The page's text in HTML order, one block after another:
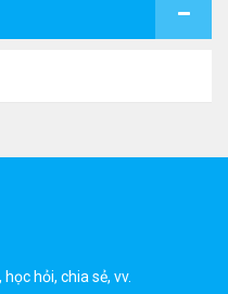
hỏi, chia sẻ, vv.